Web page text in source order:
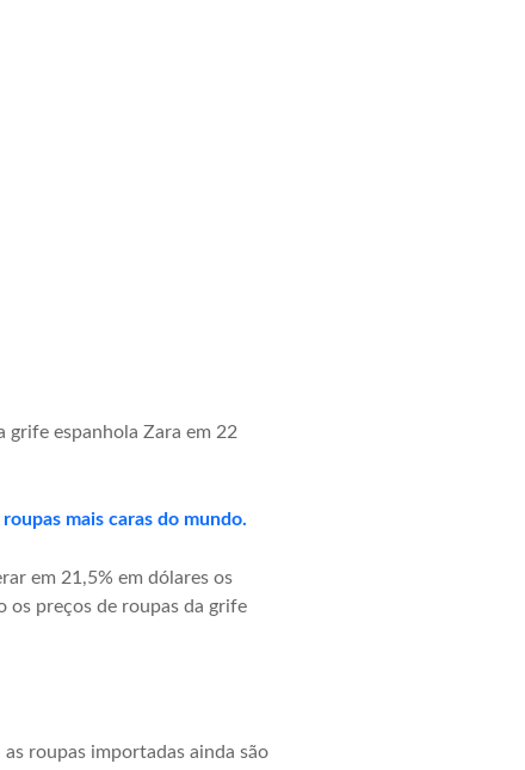
grife espanhola Zara em 22
mais caras do mundo.
em 21,5% em dólares os
os preços de roupas da grife
roupas importadas ainda são